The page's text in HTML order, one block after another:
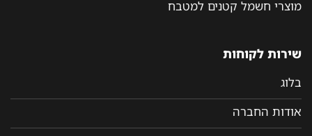
מוצרי חשמל קטנים למטבח
שירות לקוחות
בלוג
אודות החברה